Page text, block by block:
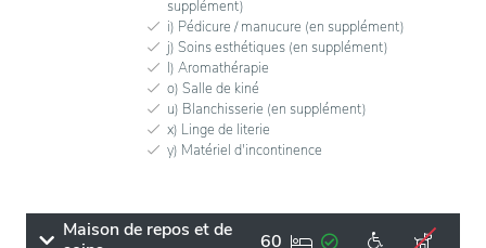
supplément)
i) Pédicure / manucure (en supplément)
j) Soins esthétiques (en supplément)
l) Aromathérapie
o) Salle de kiné
u) Blanchisserie (en supplément)
x) Linge de literie
y) Matériel d'incontinence
Maison de repos et de
60